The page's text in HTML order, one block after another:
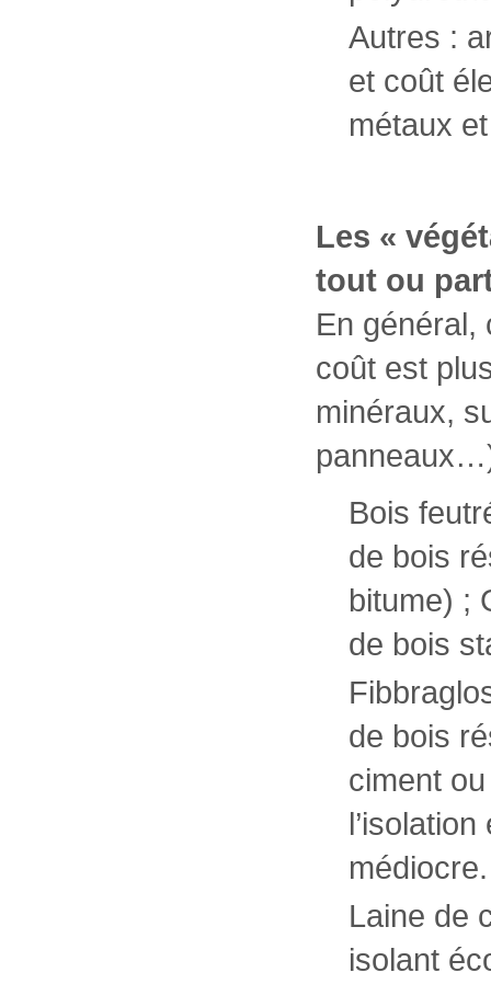
Autres :
et coût
métaux
Les «
tout ou
En général,
coût est
minéraux,
Bois
de bois
bitume) ;
de bois
de bois
ciment
médiocre.
Laine de
isolant